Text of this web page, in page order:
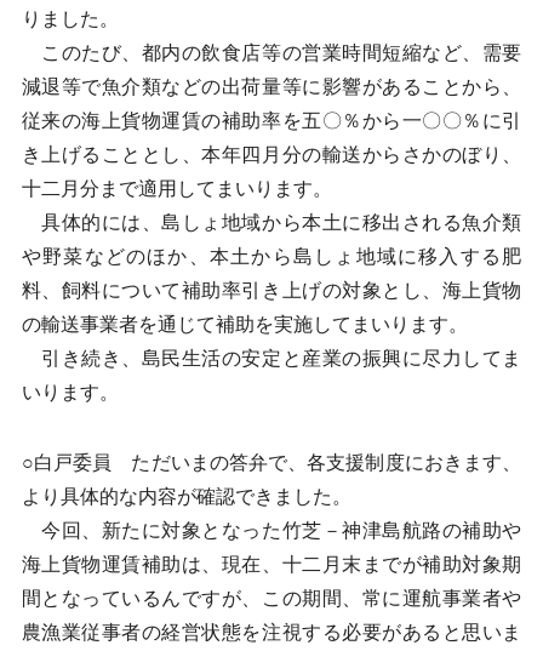
りました。
このたび、都内の飲食店等の営業時間短縮など、需要
減退等で魚介類などの出荷量等に影響があることから、
従来の海上貨物運賃の補助率を五〇％から一〇〇％に引
き上げることとし、本年四月分の輸送からさかのぼり、
十二月分まで適用してまいります。
具体的には、島しょ地域から本土に移出される魚介類
や野菜などのほか、本土から島しょ地域に移入する肥
料、飼料について補助率引き上げの対象とし、海上貨物
の輸送事業者を通じて補助を実施してまいります。
引き続き、島民生活の安定と産業の振興に尽力してま
いります。
○白戸委員 ただいまの答弁で、各支援制度におきます、
より具体的な内容が確認できました。
今回、新たに対象となった竹芝－神津島航路の補助や
海上貨物運賃補助は、現在、十二月末までが補助対象期
間となっているんですが、この期間、常に運航事業者や
農漁業従事者の経営状態を注視する必要があると思いま